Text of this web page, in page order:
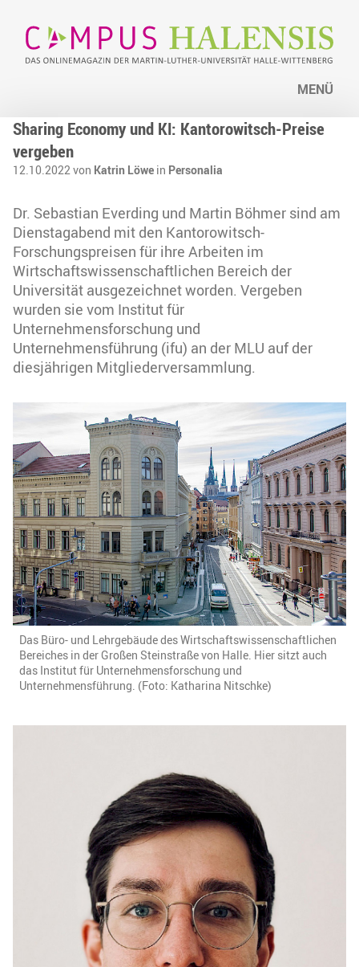
MENÜ
Sharing Economy und KI: Kantorowitsch-Preise
vergeben
12.10.2022 von Katrin Löwe in Personalia
Dr. Sebastian Everding und Martin Böhmer sind am
Dienstagabend mit den Kantorowitsch-
Forschungspreisen für ihre Arbeiten im
Wirtschaftswissenschaftlichen Bereich der
Universität ausgezeichnet worden. Vergeben
wurden sie vom Institut für
Unternehmensforschung und
Unternehmensführung (ifu) an der MLU auf der
diesjährigen Mitgliederversammlung.
Das Büro- und Lehrgebäude des Wirtschaftswissenschaftlichen
Bereiches in der Großen Steinstraße von Halle. Hier sitzt auch
das Institut für Unternehmensforschung und
Unternehmensführung. (Foto: Katharina Nitschke)